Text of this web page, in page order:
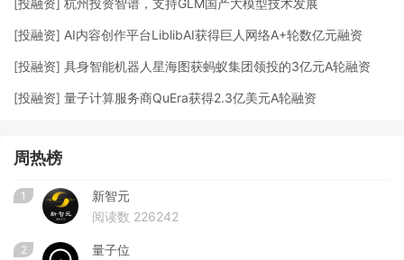
[投融资] AI内容创作平台LiblibAI获得巨人网络A+轮数亿元融资
[投融资] 具身智能机器人星海图获蚂蚁集团领投的3亿元A轮融资
[投融资] 量子计算服务商QuEra获得2.3亿美元A轮融资
周热榜
1
新智元
阅读数 226242
2
量子位